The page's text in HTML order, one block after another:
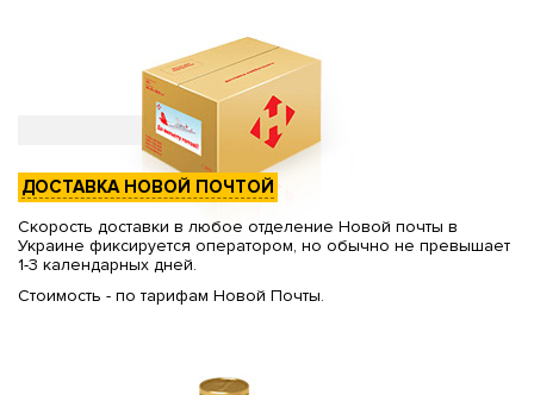
ДОСТАВКА НОВОЙ ПОЧТОЙ
Скорость доставки в любое отделение Новой почты в
Украине фиксируется оператором, но обычно не превышает
1-3 календарных дней.
Стоимость - по тарифам Новой Почты.